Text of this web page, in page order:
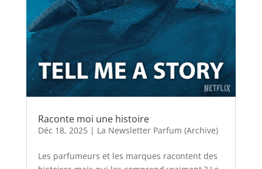
Raconte moi une histoire
Déc 18, 2025| La Newsletter Parfum (Archive)
Les parfumeurs et les marques racontent des